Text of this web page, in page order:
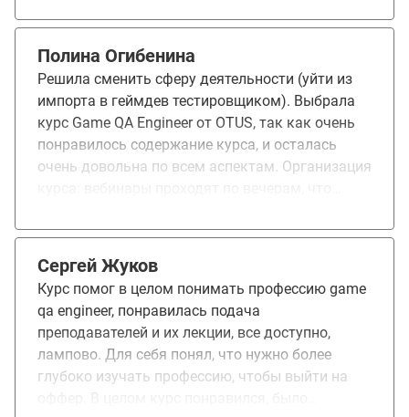
области.
Полина Огибенина
Решила сменить сферу деятельности (уйти из
импорта в геймдев тестировщиком). Выбрала
курс Game QA Engineer от OTUS, так как очень
понравилось содержание курса, и осталась
очень довольна по всем аспектам. Организация
меня сложилась ситуация: в середине курса я
поняла, что не успеваю погрузиться как
следует в материал из-за большой нагрузки на
текущей работе, и воспользовалась опцией
завершить курс со следующим потоком - это
замечательная возможность, так как не всегда
получается оценить свое свободное время, если
работаешь параллельно обучению. Программа:
Сергей Жуков
Курс помог в целом понимать профессию game
qa engineer, понравилась подача
преподавателей и их лекции, все доступно,
лампово. Для себя понял, что нужно более
глубоко изучать профессию, чтобы выйти на